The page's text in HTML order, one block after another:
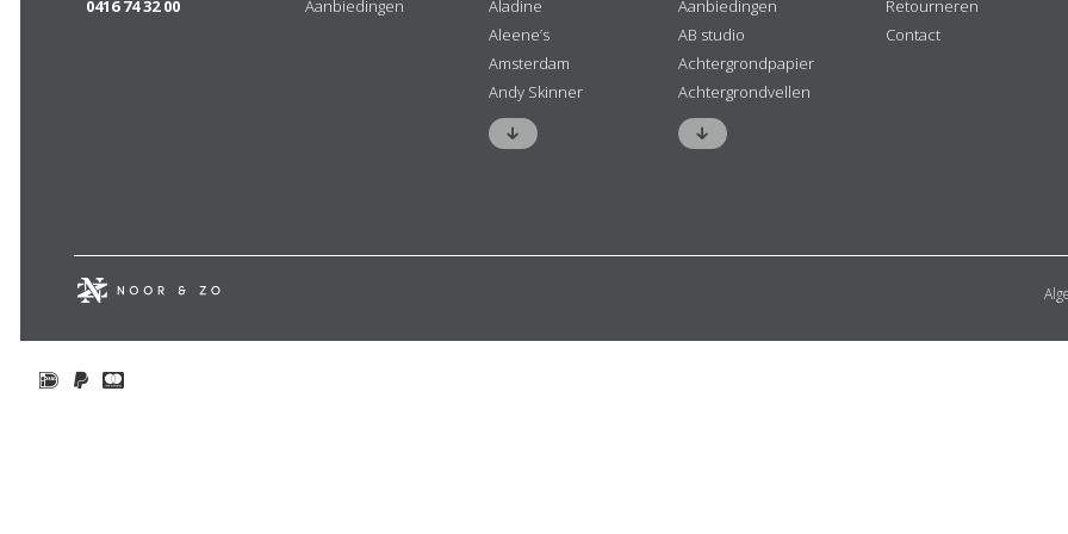
0416 74 32 00
Aanbiedingen
Aladine
Aleene’s
Amsterdam
Andy Skinner
Aanbiedingen
AB studio
Achtergrondpapier
Achtergrondvellen
Retourneren
Contact